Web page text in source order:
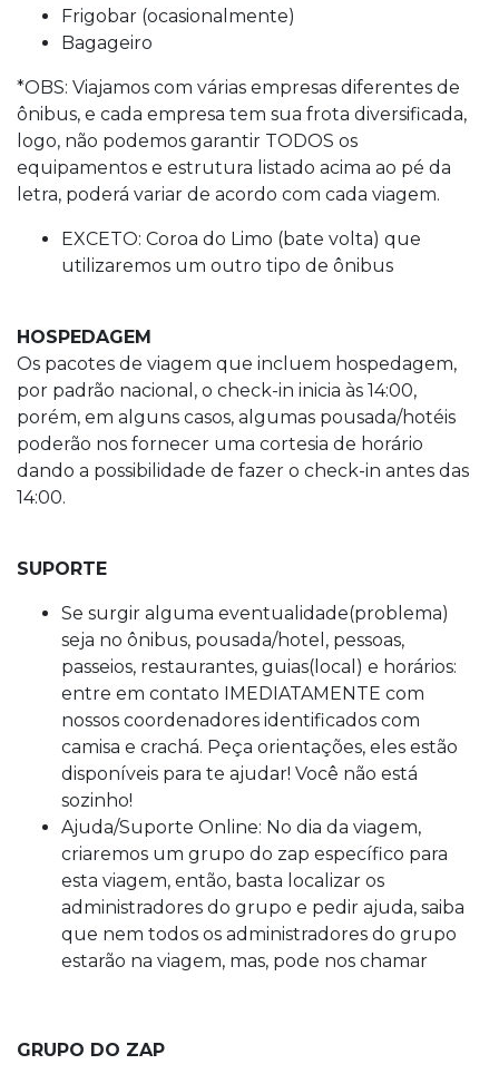
Frigobar (ocasionalmente)
Bagageiro
*OBS: Viajamos com várias empresas diferentes de
ônibus, e cada empresa tem sua frota diversificada,
logo, não podemos garantir TODOS os
equipamentos e estrutura listado acima ao pé da
letra, poderá variar de acordo com cada viagem.
EXCETO: Coroa do Limo (bate volta) que
utilizaremos um outro tipo de ônibus
HOSPEDAGEM
Os pacotes de viagem que incluem hospedagem,
por padrão nacional, o check-in inicia às 14:00,
porém, em alguns casos, algumas pousada/hotéis
poderão nos fornecer uma cortesia de horário
dando a possibilidade de fazer o check-in antes das
14:00.
SUPORTE
Se surgir alguma eventualidade(problema)
seja no ônibus, pousada/hotel, pessoas,
passeios, restaurantes, guias(local) e horários:
entre em contato IMEDIATAMENTE com
nossos coordenadores identificados com
camisa e crachá. Peça orientações, eles estão
disponíveis para te ajudar! Você não está
sozinho!
Ajuda/Suporte Online: No dia da viagem,
criaremos um grupo do zap específico para
esta viagem, então, basta localizar os
administradores do grupo e pedir ajuda, saiba
que nem todos os administradores do grupo
estarão na viagem, mas, pode nos chamar
GRUPO DO ZAP